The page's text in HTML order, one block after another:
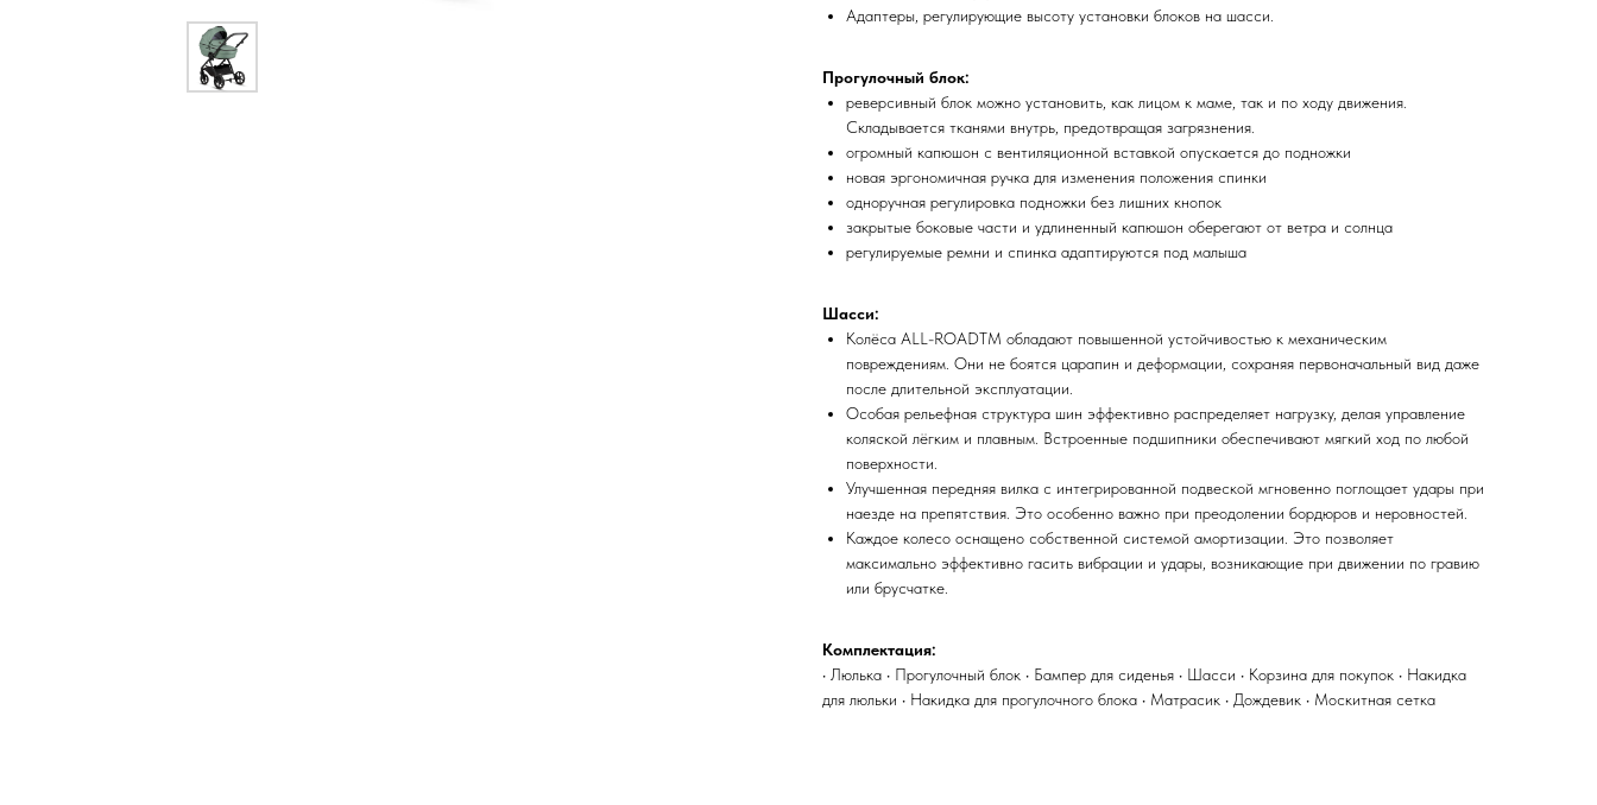
Адаптеры, регулирующие высоту установки блоков на шасси.
Прогулочный блок:
реверсивный блок можно установить, как лицом к маме, так и по ходу движения.
Складывается тканями внутрь, предотвращая загрязнения.
огромный капюшон с вентиляционной вставкой опускается до подножки
новая эргономичная ручка для изменения положения спинки
одноручная регулировка подножки без лишних кнопок
закрытые боковые части и удлиненный капюшон оберегают от ветра и солнца
регулируемые ремни и спинка адаптируются под малыша
Шасси:
Колёса ALL-ROADTM обладают повышенной устойчивостью к механическим
повреждениям. Они не боятся царапин и деформации, сохраняя первоначальный вид даже
после длительной эксплуатации.
Особая рельефная структура шин эффективно распределяет нагрузку, делая управление
коляской лёгким и плавным. Встроенные подшипники обеспечивают мягкий ход по любой
поверхности.
Улучшенная передняя вилка с интегрированной подвеской мгновенно поглощает удары при
наезде на препятствия. Это особенно важно при преодолении бордюров и неровностей.
Каждое колесо оснащено собственной системой амортизации. Это позволяет
максимально эффективно гасить вибрации и удары, возникающие при движении по гравию
или брусчатке.
Комплектация:
• Люлька • Прогулочный блок • Бампер для сиденья • Шасси • Корзина для покупок • Накидка
для люльки • Накидка для прогулочного блока • Матрасик • Дождевик • Москитная сетка